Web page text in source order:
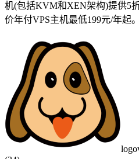
机(包括KVM和XEN架构)提供5
价年付VPS主机最低199元/年起